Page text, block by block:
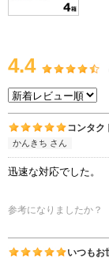
4.4
コンタク
かんきち さん
迅速な対応でした。
参考になりましたか？
いつもお